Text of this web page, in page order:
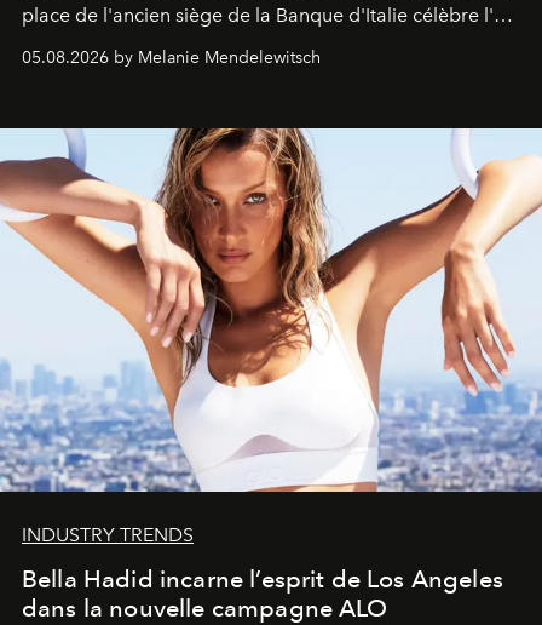
place de l'ancien siège de la Banque d'Italie célèbre l'art
de vivre Romain dans toute son élégance intemporelle.
05.08.2026 by Melanie Mendelewitsch
INDUSTRY TRENDS
Bella Hadid incarne l’esprit de Los Angeles
dans la nouvelle campagne ALO